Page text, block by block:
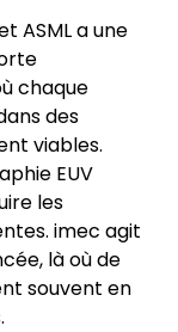
ASML a une
chaque
des
viables.
EUV
les
imec agit
là où de
souvent en